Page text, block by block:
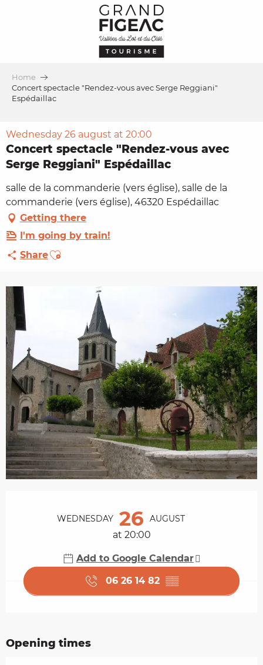
Home
Concert spectacle "Rendez-vous avec Serge Reggiani"
Espédaillac
Wednesday 26 august at 20:00
Concert spectacle "Rendez-vous avec
Serge Reggiani" Espédaillac
salle de la commanderie (vers église), salle de la
commanderie (vers église), 46320 Espédaillac
Getting there
I'm going by train!
ShareAjouter aux favoris
WEDNESDAY 26 AUGUST
at 20:00
Add to Google Calendar
06 26 14 82 ▒▒
Opening times